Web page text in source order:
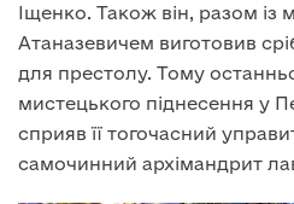
Іщенко. Також він, разом із
Атаназевичем виготовив
для престолу. Тому
мистецького піднесення у
сприяв її тогочасний
самочинний архімандрит